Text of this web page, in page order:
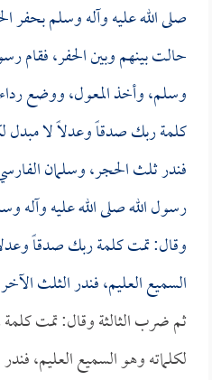
صلى الله عليه وآله وسلم
حالت بينهم وبين الحفر، فقام
وسلم، وأخذ المعول، ووضع
كلمة ربك صدقاً وعدلاً لا مبدل
فندر ثلث الحجر، وسلمان
رسول الله صلى الله عليه وآله
وقال: تمت كلمة ربك صدقاً
السميع العليم، فندر الثلث
ثم ضرب الثالثة وقال: تمت
لكلماته وهو السميع العليم،